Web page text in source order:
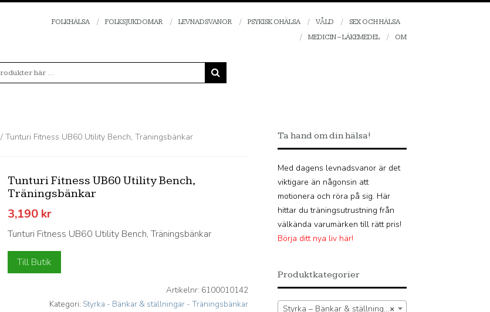
FOLKHÄLSA FOLKSJUKDOMAR LEVNADSVANOR PSYKISK OHÄLSA VÅLD
SEX OCH HÄLSA
MEDICIN – LÄKEMEDEL
OM
/ Tunturi Fitness UB60 Utility Bench, Träningsbänkar
Tunturi Fitness UB60 Utility Bench,
Träningsbänkar
3,190 kr
Tunturi Fitness UB60 Utility Bench, Träningsbänkar
Till Butik
Artikelnr: 6100010142
Kategori: Styrka - Bänkar & ställningar - Träningsbänkar
Ta hand om din hälsa!
Med dagens levnadsvanor är det
viktigare än någonsin att
motionera och röra på sig. Här
hittar du träningsutrustning från
välkända varumärken till rätt pris!
Börja ditt nya liv här!
Produktkategorier
×
Styrka – Bänkar & ställningar – Träningsbänkar